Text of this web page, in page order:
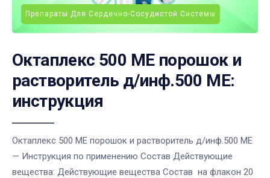
Препараты Для Сердечно-Сосудистой Системы
Октаплекс 500 МЕ порошок и
растворитель д/инф.500 МЕ:
инструкция
Октаплекс 500 МЕ порошок и растворитель д/инф.500 МЕ
— Инструкция по применению Состав Действующие
вещества: Действующие вещества Состав на флакон 20